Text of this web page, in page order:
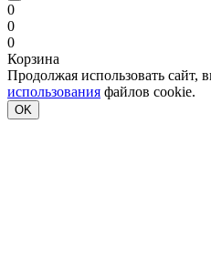
0
0
0
Корзина
Продолжая использовать сайт,
использования файлов cookie.
OK